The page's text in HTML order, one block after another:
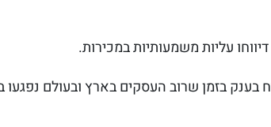
עליות משמעותיות במכירות.
בזמן שרוב העסקים בארץ ובעולם נפגעו